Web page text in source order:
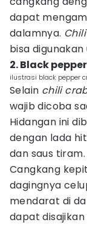
dapat
dalamnya.
bisa
2. Black
ilustrasi black pepper
Selain chili
wajib dicoba
Hidangan ini
dengan lada
dan saus tiram.
Cangkang
dagingnya
mendarat di
dapat